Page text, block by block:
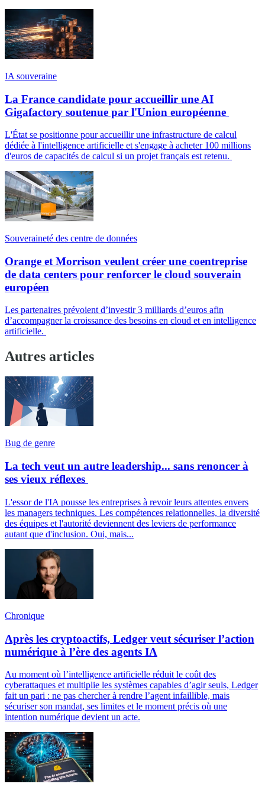
IA souveraine
La France candidate pour accueillir une AI
Gigafactory soutenue par l'Union européenne
L'État se positionne pour accueillir une infrastructure de calcul
dédiée à l'intelligence artificielle et s'engage à acheter 100 millions
d'euros de capacités de calcul si un projet français est retenu.
Souveraineté des centre de données
Orange et Morrison veulent créer une coentreprise
de data centers pour renforcer le cloud souverain
européen
Les partenaires prévoient d’investir 3 milliards d’euros afin
d’accompagner la croissance des besoins en cloud et en intelligence
artificielle.
Autres articles
Bug de genre
La tech veut un autre leadership... sans renoncer à
ses vieux réflexes
L'essor de l'IA pousse les entreprises à revoir leurs attentes envers
les managers techniques. Les compétences relationnelles, la diversité
des équipes et l'autorité deviennent des leviers de performance
autant que d'inclusion. Oui, mais...
Chronique
Après les cryptoactifs, Ledger veut sécuriser l’action
numérique à l’ère des agents IA
Au moment où l’intelligence artificielle réduit le coût des
cyberattaques et multiplie les systèmes capables d’agir seuls, Ledger
fait un pari : ne pas chercher à rendre l’agent infaillible, mais
sécuriser son mandat, ses limites et le moment précis où une
intention numérique devient un acte.